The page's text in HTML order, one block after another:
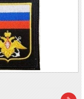
隊の4個の艦隊と、
リーブ色の刺繍がしてあり
れており、デジタルフロー
服用はワッペンの地色が黒
）部分に付けます。ベルクロ
でユニフォームにつけたい方